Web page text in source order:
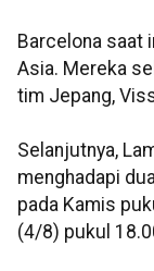
Barcelona saat
Asia. Mereka
tim Jepang,
Selanjutnya,
menghadapi
pada Kamis
(4/8) pukul